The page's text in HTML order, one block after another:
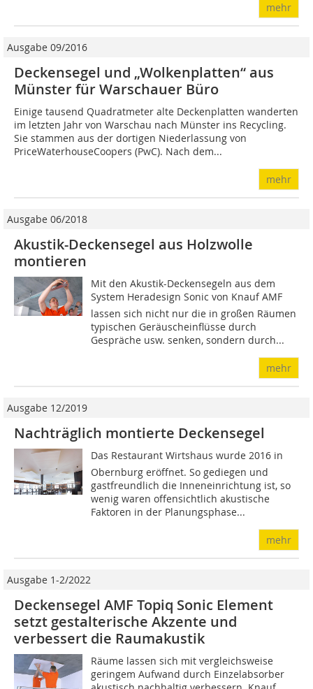
mehr
Ausgabe 09/2016
Deckensegel und „Wolkenplatten“ aus
Münster für Warschauer Büro
Einige tausend Quadratmeter alte Deckenplatten wanderten
im letzten Jahr von Warschau nach Münster ins Recycling.
Sie stammen aus der dortigen Niederlassung von
PriceWaterhouseCoopers (PwC). Nach dem...
mehr
Ausgabe 06/2018
Akustik-Deckensegel aus Holzwolle
montieren
Mit den Akustik-Deckensegeln aus dem
System Heradesign Sonic von Knauf AMF
lassen sich nicht nur die in großen Räumen
typischen Geräuscheinflüsse durch
Gespräche usw. senken, sondern durch...
mehr
Ausgabe 12/2019
Nachträglich montierte Deckensegel
Das Restaurant Wirtshaus wurde 2016 in
Obernburg eröffnet. So gediegen und
gastfreundlich die Inneneinrichtung ist, so
wenig waren offensichtlich akustische
Faktoren in der Planungsphase...
mehr
Ausgabe 1-2/2022
Deckensegel AMF Topiq Sonic Element
setzt gestalterische Akzente und
verbessert die Raumakustik
Räume lassen sich mit vergleichsweise
geringem Aufwand durch Einzelabsorber